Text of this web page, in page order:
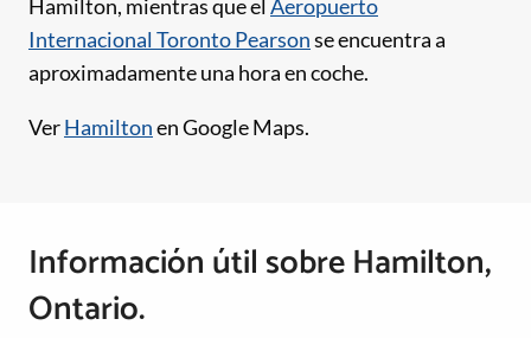
Hamilton, mientras que elAeropuerto
Internacional Toronto Pearsonse encuentra a
aproximadamente una hora en coche.
VerHamiltonen Google Maps.
Información útil sobre Hamilton,
Ontario.